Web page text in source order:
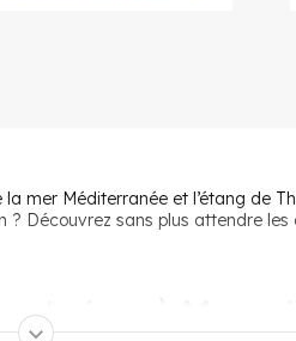
mer Méditerranée et l’étang de
Découvrez sans plus attendre
et vivre à